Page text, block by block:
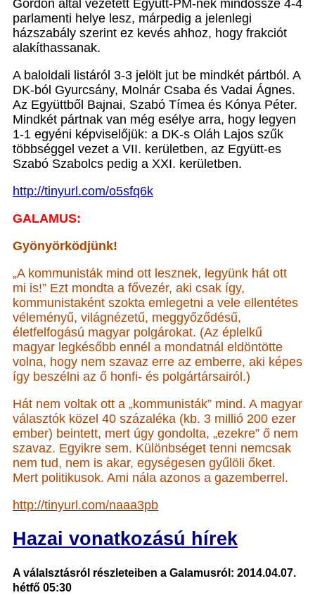
Gordon által vezetett Együtt-PM-nek mindössze 4-4
parlamenti helye lesz, márpedig a jelenlegi
házszabály szerint ez kevés ahhoz, hogy frakciót
alakíthassanak.
A baloldali listáról 3-3 jelölt jut be mindkét pártból. A
DK-ból Gyurcsány, Molnár Csaba és Vadai Ágnes.
Az Együttből Bajnai, Szabó Tímea és Kónya Péter.
Mindkét pártnak van még esélye arra, hogy legyen
1-1 egyéni képviselőjük: a DK-s Oláh Lajos szűk
többséggel vezet a VII. kerületben, az Együtt-es
Szabó Szabolcs pedig a XXI. kerületben.
http://tinyurl.com/o5sfq6k
GALAMUS:
Gyönyörködjünk!
„A kommunisták mind ott lesznek, legyünk hát ott
mi is!” Ezt mondta a fővezér, aki csak így,
kommunistaként szokta emlegetni a vele ellentétes
véleményű, világnézetű, meggyőződésű,
életfelfogású magyar polgárokat. (Az éplelkű
magyar legkésőbb ennél a mondatnál eldöntötte
volna, hogy nem szavaz erre az emberre, aki képes
így beszélni az ő honfi- és polgártársairól.)
Hát nem voltak ott a „kommunisták” mind. A magyar
választók közel 40 százaléka (kb. 3 millió 200 ezer
ember) beintett, mert úgy gondolta, „ezekre” ő nem
szavaz. Egyikre sem. Különbséget tenni nemcsak
nem tud, nem is akar, egységesen gyűlöli őket.
Mert politikusok. Ami nála azonos a gazemberrel.
http://tinyurl.com/naaa3pb
Hazai vonatkozású hírek
A válalsztásról részleteiben a Galamusról: 2014.04.07.
hétfő 05:30